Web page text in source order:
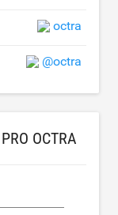
octra
@octra
OCTRA